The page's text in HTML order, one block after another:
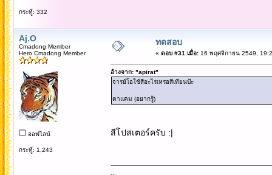
กระทู้: 332
Aj.O
Cmadong Member
Hero Cmadong Member
ออฟไลน์
กระทู้: 1,243
ทดสอบ
« ตอบ #31 เมื่อ:16 พฤศจิกายน 2549,
อ้างจาก: "apirat"
จารย์โอใช้สีอะไรเหรอสีเทียนป้ะ
ตาแคม (อยากรู้)
สีโปสเตอร์ครับ :|